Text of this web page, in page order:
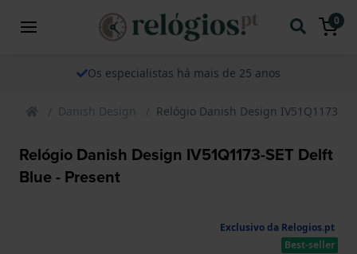
0
Os especialistas há mais de 25 anos
Danish Design Relógio Danish Design IV51Q1173-
Relógio Danish Design IV51Q1173-SET Delft
Blue - Present
Exclusivo da Relogios.pt
Best-seller